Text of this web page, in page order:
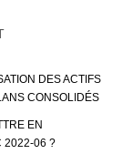
DES ACTIFS
CONSOLIDÉS
EN
2022-06 ?